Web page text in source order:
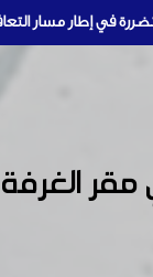
الغرفة